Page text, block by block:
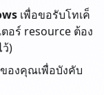
เพื่อขอรับโทเค็
อร์ resource ต้อง
)
องคุณเพื่อบังคับ